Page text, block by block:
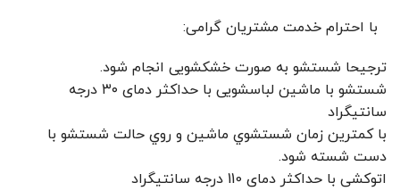
با احترام خدمت مشتریان گرامی:
ترجیحا شستشو به صورت خشکشویی انجام شود.
شستشو با ماشین لباسشویی با حداکثر دمای ۳۰ درجه
سانتیگراد
با کمترين زمان شستشوي ماشين و روي حالت شستشو با
دست شسته شود.
اتوکشی با حداکثر دمای 110 درجه سانتیگراد